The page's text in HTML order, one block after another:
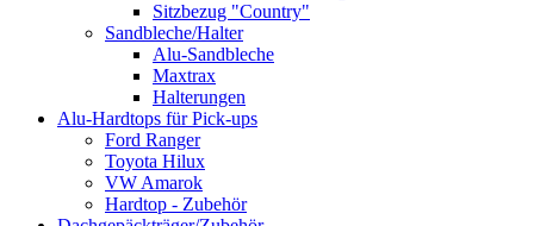
Sitzbezug "Country"
Sandbleche/Halter
Alu-Sandbleche
Maxtrax
Halterungen
Alu-Hardtops für Pick-ups
Ford Ranger
Toyota Hilux
VW Amarok
Hardtop - Zubehör